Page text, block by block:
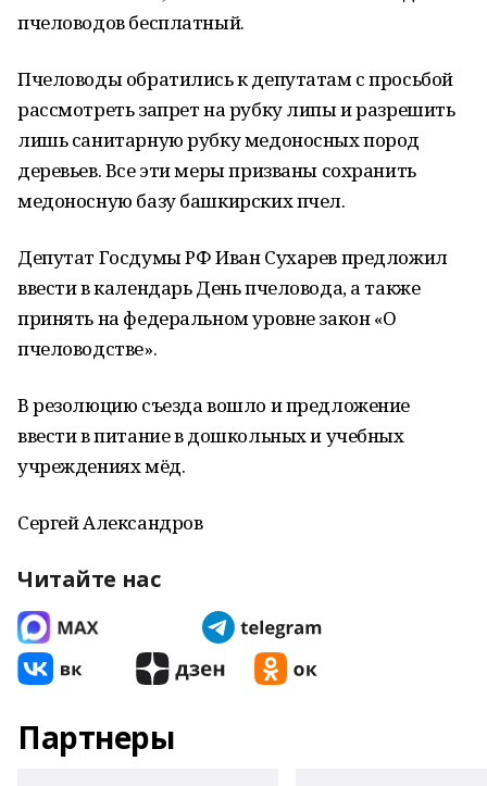
пчеловодов бесплатный.
Пчеловоды обратились к депутатам с просьбой
рассмотреть запрет на рубку липы и разрешить
лишь санитарную рубку медоносных пород
деревьев. Все эти меры призваны сохранить
медоносную базу башкирских пчел.
Депутат Госдумы РФ Иван Сухарев предложил
ввести в календарь День пчеловода, а также
принять на федеральном уровне закон «О
пчеловодстве».
В резолюцию съезда вошло и предложение
ввести в питание в дошкольных и учебных
учреждениях мёд.
Сергей Александров
Читайте нас
Партнеры